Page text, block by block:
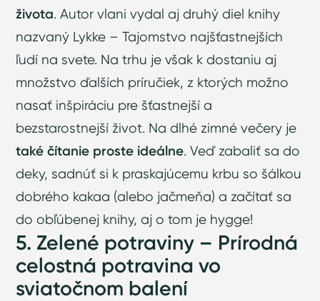
života. Autor vlani vydal aj druhý diel knihy
nazvaný Lykke – Tajomstvo najšťastnejších
ľudí na svete. Na trhu je však k dostaniu aj
množstvo ďalších príručiek, z ktorých možno
nasať inšpiráciu pre šťastnejší a
bezstarostnejší život. Na dlhé zimné večery je
také čítanie proste ideálne. Veď zabaliť sa do
deky, sadnúť si k praskajúcemu krbu so šálkou
dobrého kakaa (alebo jačmeňa) a začítať sa
do obľúbenej knihy, aj o tom je hygge!
5. Zelené potraviny – Prírodná
celostná potravina vo
sviatočnom balení